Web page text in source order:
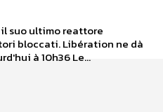
suo ultimo reattore
bloccati. Libération ne dà
à 10h36 Le...